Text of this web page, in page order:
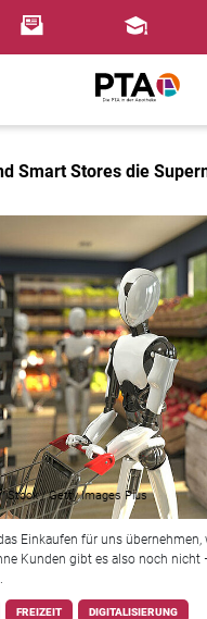
Newsletter
Home
Smart Stores die
iStock / Getty Images Plus
Einkaufen für uns übernehmen,
Kunden gibt es also noch nicht
FREIZEIT DIGITALISIERUNG